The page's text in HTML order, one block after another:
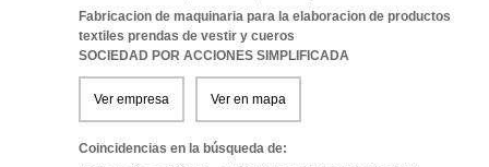
Fabricacion de maquinaria para la elaboracion de productos
textiles prendas de vestir y cueros
SOCIEDAD POR ACCIONES SIMPLIFICADA
Ver empresa Ver en mapa
Coincidencias en la búsqueda de: